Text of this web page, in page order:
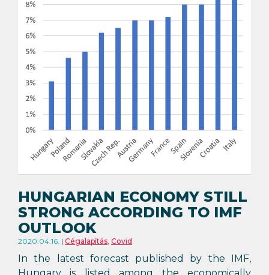
HUNGARIAN ECONOMY STILL
STRONG ACCORDING TO IMF
OUTLOOK
2020.04.16. Cégalapítás, Covid
In the latest forecast published by the IMF,